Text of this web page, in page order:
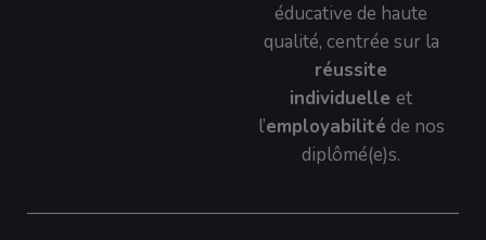
éducative de haute
qualité, centrée sur la
réussite
individuelle et
l’employabilité de nos
diplômé(e)s.